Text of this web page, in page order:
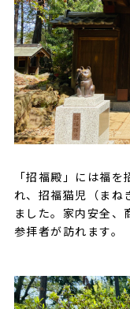
「招福殿」には福
れ、招福猫児（まね
ました。家内安全、
参拝者が訪れます。